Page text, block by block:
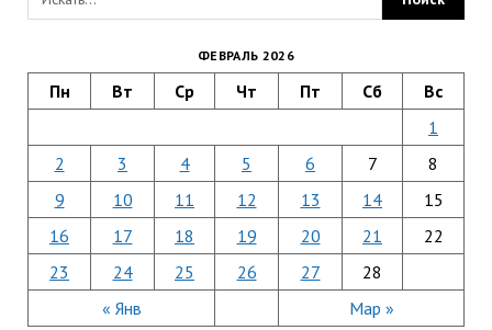
ФЕВРАЛЬ 2026
Пн Вт Ср Чт Пт Сб Вс
« Янв Мар »
1
2
3 4 5 6 7
8
9
10 11 12 13 14
15
16
17 18 19 20 21
22
23
24 25 26 27 28